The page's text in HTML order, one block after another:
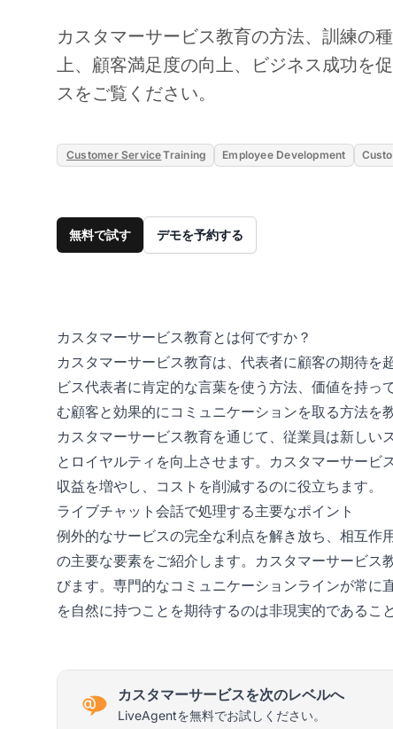
カスタマーサービス教育の方法、訓練の
上、顧客満足度の向上、ビジネス成功を
スをご覧ください。
Customer ServiceTraining Employee Development
無料で試す デモを予約する
カスタマーサービス教育とは何ですか？
カスタマーサービス教育は、代表者に顧客の期待
ビス代表者に肯定的な言葉を使う方法、価値を持
む顧客と効果的にコミュニケーションを取る方法を
カスタマーサービス教育を通じて、従業員は新し
とロイヤルティを向上させます。カスタマーサービ
収益を増やし、コストを削減するのに役立ちます。
ライブチャット会話で処理する主要なポイント
例外的なサービスの完全な利点を解き放ち、相互
の主要な要素をご紹介します。カスタマーサービス
びます。専門的なコミュニケーションラインが常に
を自然に持つことを期待するのは非現実的であるこ
カスタマーサービスを次のレベルへ
LiveAgentを無料でお試しください。